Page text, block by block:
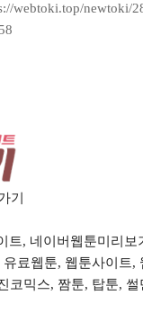
webtoki.top/newtoki/
기
트, 네이버웹툰미리
료웹툰, 웹툰사이트,
코믹스, 짬툰, 탑툰,